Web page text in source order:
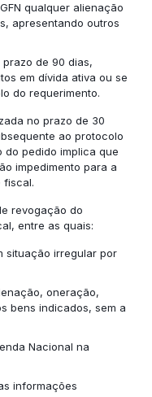
qualquer alienação
apresentando outros
de 90 dias,
em dívida ativa ou se
do requerimento.
no prazo de 30
ao protocolo
do pedido implica que
impedimento para a
fiscal.
revogação do
entre as quais:
situação irregular por
oneração,
bens indicados, sem a
Nacional na
informações